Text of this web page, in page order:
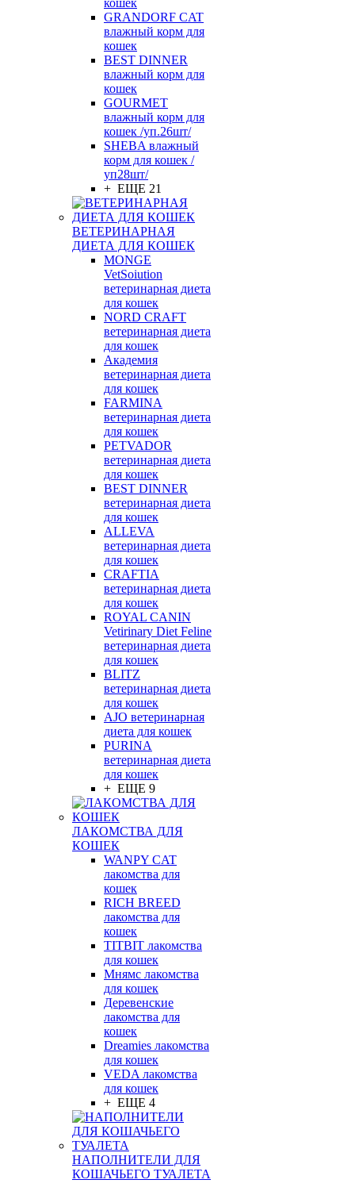
кошек
GRANDORF CAT
влажный корм для
кошек
BEST DINNER
влажный корм для
кошек
GOURMET
влажный корм для
кошек /уп.26шт/
SHEBA влажный
корм для кошек /
уп28шт/
+ ЕЩЕ 21
ВЕТЕРИНАРНАЯ
ДИЕТА ДЛЯ КОШЕК
MONGE
VetSoiution
ветеринарная диета
для кошек
NORD CRAFT
ветеринарная диета
для кошек
Академия
ветеринарная диета
для кошек
FARMINA
ветеринарная диета
для кошек
PETVADOR
ветеринарная диета
для кошек
BEST DINNER
ветеринарная диета
для кошек
ALLEVA
ветеринарная диета
для кошек
CRAFTIA
ветеринарная диета
для кошек
ROYAL CANIN
Vetirinary Diet Feline
ветеринарная диета
для кошек
BLITZ
ветеринарная диета
для кошек
AJO ветеринарная
диета для кошек
PURINA
ветеринарная диета
для кошек
+ ЕЩЕ 9
ЛАКОМСТВА ДЛЯ
КОШЕК
WANPY CAT
лакомства для
кошек
RICH BREED
лакомства для
кошек
TITBIT лакомства
для кошек
Мнямс лакомства
для кошек
Деревенские
лакомства для
кошек
Dreamies лакомства
для кошек
VEDA лакомства
для кошек
+ ЕЩЕ 4
НАПОЛНИТЕЛИ ДЛЯ
КОШАЧЬЕГО ТУАЛЕТА